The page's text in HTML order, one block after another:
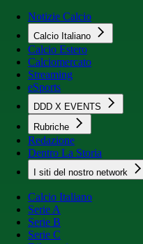
Notizie Calcio
Calcio Italiano
Calcio Estero
Calciomercato
Streaming
eSports
DDD X EVENTS
Rubriche
Redazione
Dentro La Storia
I siti del nostro network
Calcio Italiano
Serie A
Serie B
Serie C